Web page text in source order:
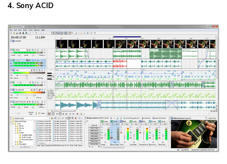
4. Sony ACID